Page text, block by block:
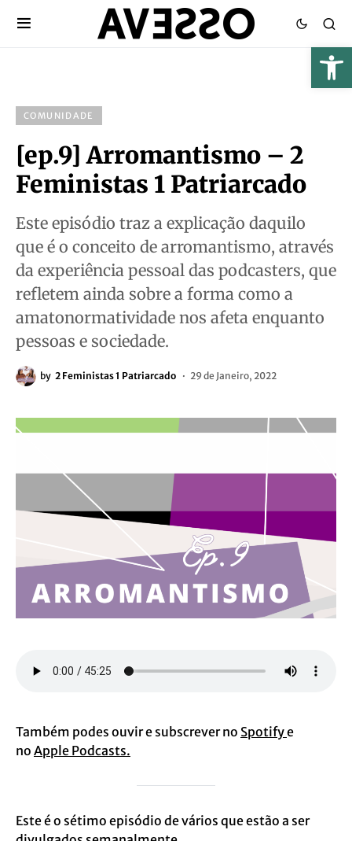
COMUNIDADE
[ep.9] Arromantismo – 2
Feministas 1 Patriarcado
Este episódio traz a explicação daquilo
que é o conceito de arromantismo, através
da experiência pessoal das podcasters, que
refletem ainda sobre a forma como a
amatonormatividade nos afeta enquanto
pessoas e sociedade.
by 2 Feministas 1 Patriarcado 29 de Janeiro, 2022
Também podes ouvir e subscrever no Spotifye
no Apple Podcasts.
Este é o sétimo episódio de vários que estão a ser